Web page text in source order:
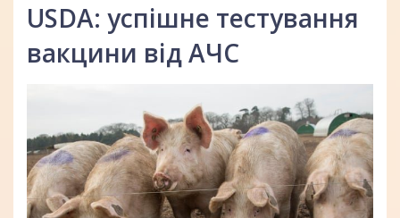
USDA: успішне тестування
вакцини від АЧС